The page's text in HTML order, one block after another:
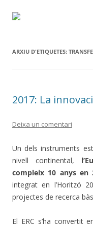
ARXIU D'ETIQUETES:
2017: La
Deixa un comentari
Un dels instruments
nivell continental,
compleix 10 anys en
integrat en l’Horitzó
projectes de recerca
El ERC s’ha convertit